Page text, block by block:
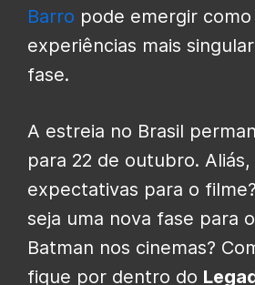
Barro pode emergir como
experiências mais
fase.
A estreia no Brasil
para 22 de outubro. Aliás,
expectativas para o
seja uma nova fase para
Batman nos cinemas?
fique por dentro do